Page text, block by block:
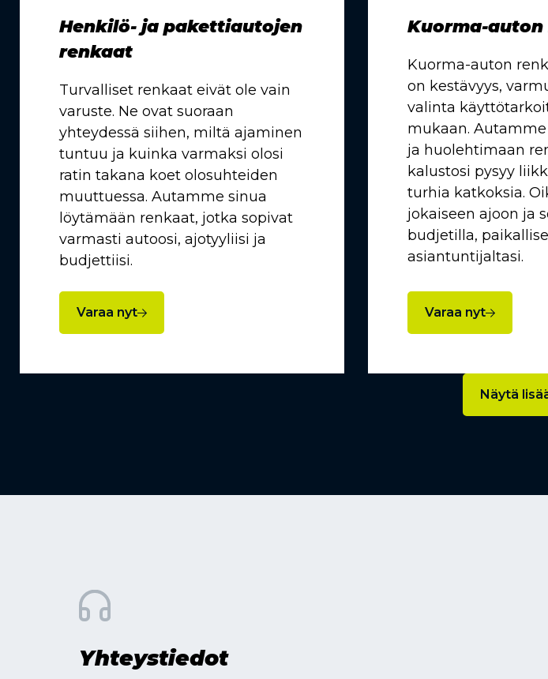
Henkilö- ja pakettiautojen
renkaat
Turvalliset renkaat eivät ole vain
varuste. Ne ovat suoraan
yhteydessä siihen, miltä ajaminen
tuntuu ja kuinka varmaksi olosi
ratin takana koet olosuhteiden
muuttuessa. Autamme sinua
löytämään renkaat, jotka sopivat
varmasti autoosi, ajotyyliisi ja
budjettiisi.
Varaa nyt
Kuorma-
Kuorma-auton
on kestävyys,
valinta
mukaan.
ja huolehtimaan
kalustosi pysyy
turhia katkoksia.
jokaiseen ajoon ja
budjetilla,
asiantuntijaltasi.
Varaa nyt
Näytä
Yhteystiedot